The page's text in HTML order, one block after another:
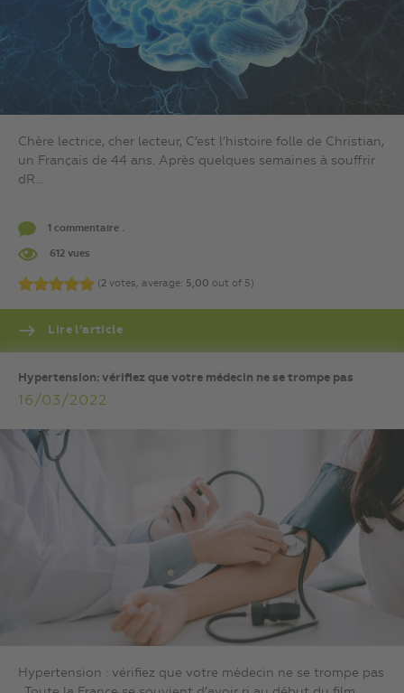
Chère lectrice, cher lecteur, C’est l’histoire folle de Christian,
un Français de 44 ans. Après quelques semaines à souffrir
dR...
1 commentaire .
612 vues
(2 votes, average: 5,00 out of 5)
Lire l’article
Hypertension: vérifiez que votre médecin ne se trompe pas
16/03/2022
Hypertension : vérifiez que votre médecin ne se trompe pas